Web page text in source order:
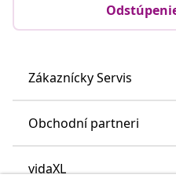
Zákaznícky Servis
Obchodní partneri
vidaXL